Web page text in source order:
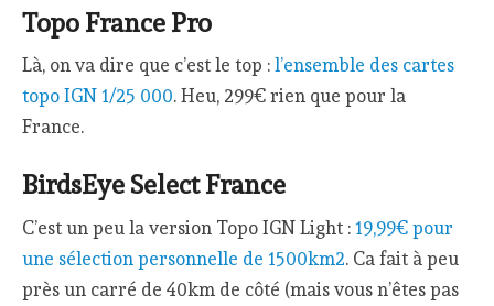
Topo France Pro
Là, on va dire que c’est le top :l’ensemble des cartes
topo IGN 1/25 000. Heu, 299€ rien que pour la
France.
BirdsEye Select France
C’est un peu la version Topo IGN Light : 19,99€ pour
une sélection personnelle de 1500km2. Ca fait à peu
près un carré de 40km de côté (mais vous n’êtes pas